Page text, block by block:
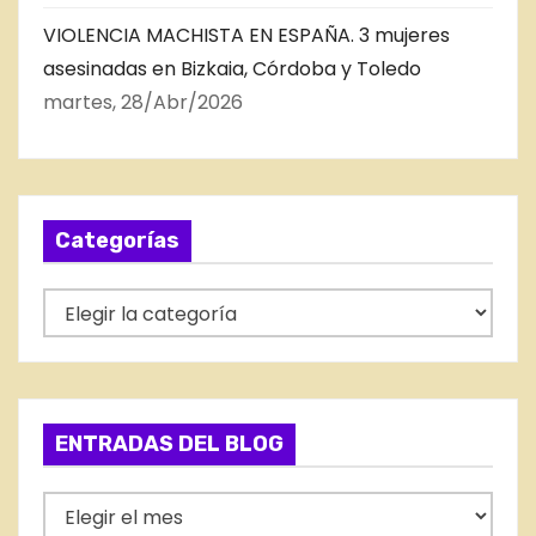
VIOLENCIA MACHISTA EN ESPAÑA. 3 mujeres
asesinadas en Bizkaia, Córdoba y Toledo
martes, 28/Abr/2026
Categorías
a
t
e
o
ENTRADAS DEL BLOG